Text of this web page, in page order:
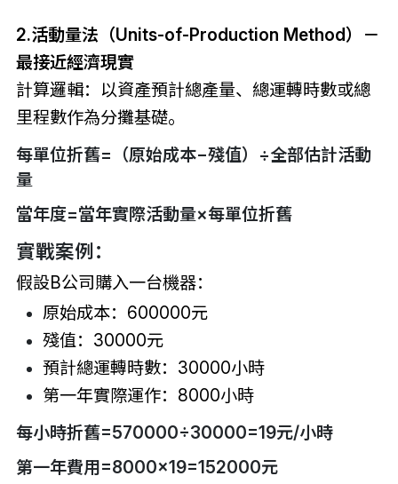
2.活動量法（Units-of-Production Method）－
最接近經濟現實
計算邏輯：以資產預計總產量、總運轉時數或總
里程數作為分攤基礎。
每單位折舊=（原始成本−殘值）÷全部估計活動
量
當年度=當年實際活動量×每單位折舊
實戰案例：
假設B公司購入一台機器：
原始成本：600000元
殘值：30000元
預計總運轉時數：30000小時
第一年實際運作：8000小時
每小時折舊=570000÷30000=19元/小時
第一年費用=8000×19=152000元